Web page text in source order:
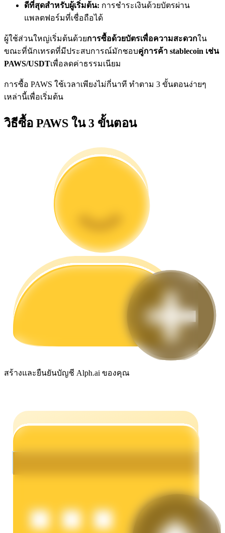
ข้อมูล
การวิเคราะห์ข้อมูลขนาดใหญ่ รวมถึงข้อมูลการค้า ฯลฯ
คู่มือเริ่มต้นฟิวเจอร์ส
กลยุทธ์การซื้อขาย
พาวเวอร์พิกกี้
รับรางวัลการแข่งขันทุกวัน
ดีที่สุดสำหรับผู้เริ่มต้น: การชำระเงินด้วยบัตรผ่าน
แพลตฟอร์มที่เชื่อถือได้
ผู้ใช้ส่วนใหญ่เริ่มต้นด้วยการซื้อด้วยบัตรเพื่อความสะดวกใน
ขณะที่นักเทรดที่มีประสบการณ์มักชอบคู่การค้า stablecoin เช่น
PAWS/USDTเพื่อลดค่าธรรมเนียม
การซื้อ PAWS ใช้เวลาเพียงไม่กี่นาที ทำตาม 3 ขั้นตอนง่ายๆ
เหล่านี้เพื่อเริ่มต้น
วิธีซื้อ PAWS ใน 3 ขั้นตอน
สร้างและยืนยันบัญชี Alph.ai ของคุณ